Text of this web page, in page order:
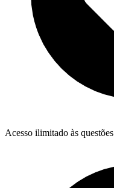
Acesso ilimitado às questões